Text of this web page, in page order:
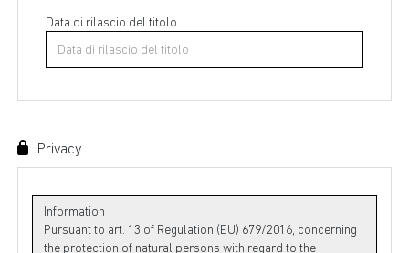
Data di rilascio del titolo
Privacy